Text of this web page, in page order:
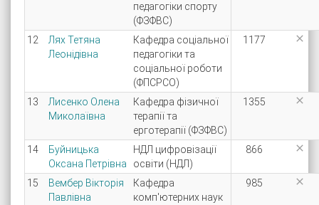
педагогіки спорту
(ФЗФВС)
12
Лях Тетяна
Леонідівна
Кафедра соціальної
педагогіки та
соціальної роботи
(ФПСРСО)
1177 
13
Лисенко Олена
Миколаївна
Кафедра фізичної
терапії та
ерготерапії (ФЗФВС)
1355 
14
Буйницька
Оксана Петрівна
НДЛ цифровізації
освіти (НДЛ)
866 
15
Вембер Вікторія
Павлівна
Кафедра
комп'ютерних наук
985 